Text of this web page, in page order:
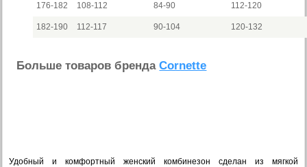
176-182 108-112 84-90 112-120
182-190 112-117 90-104 120-132
Больше товаров брендаCornette
Удобный и комфортный женский комбинезон сделан из мягкой